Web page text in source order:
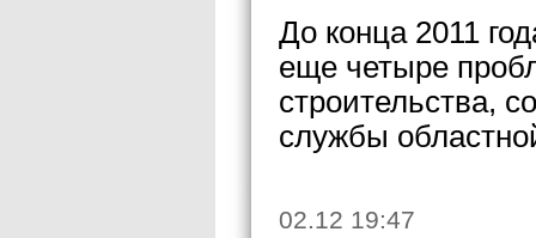
До конца 2011
еще четыре
строительства,
службы
02.12 19:47